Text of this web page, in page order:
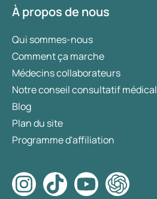
À propos de nous
Qui sommes-nous
Comment ça marche
Médecins collaborateurs
Notre conseil consultatif médical
Blog
Plan du site
Programme d'affiliation